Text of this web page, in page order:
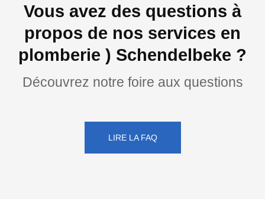
Vous avez des questions à
propos de nos services en
plomberie ) Schendelbeke ?
Découvrez notre foire aux questions
LIRE LA FAQ